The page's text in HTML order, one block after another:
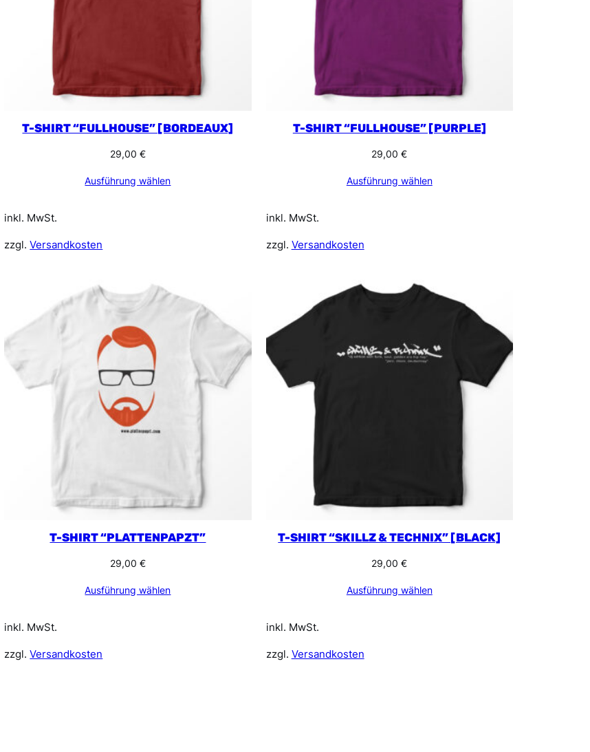
T-SHIRT “FULLHOUSE” [BORDEAUX]
29,00 €
Ausführung wählen
inkl. MwSt.
zzgl.Versandkosten
T-SHIRT “FULLHOUSE” [PURPLE]
29,00€
Ausführung wählen
inkl. MwSt.
zzgl. Versandkosten
T-SHIRT “PLATTENPAPZT”
29,00 €
Ausführung wählen
inkl. MwSt.
zzgl.Versandkosten
T-SHIRT “SKILLZ & TECHNIX” [BLACK]
29,00€
Ausführung wählen
inkl. MwSt.
zzgl. Versandkosten